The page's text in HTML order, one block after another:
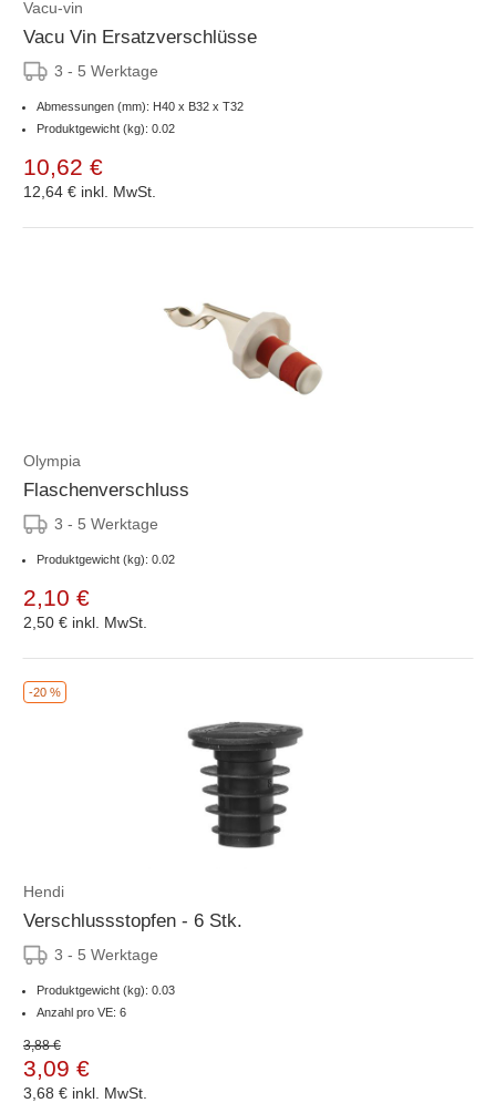
Vacu-vin
Vacu Vin Ersatzverschlüsse
3 - 5 Werktage
Abmessungen (mm): H40 x B32 x T32
Produktgewicht (kg): 0.02
10,62 €
12,64 € inkl. MwSt.
Olympia
Flaschenverschluss
3 - 5 Werktage
Produktgewicht (kg): 0.02
2,10 €
2,50 € inkl. MwSt.
-20 %
Hendi
Verschlussstopfen - 6 Stk.
3 - 5 Werktage
Produktgewicht (kg): 0.03
Anzahl pro VE: 6
3,88 €
3,09 €
3,68 € inkl. MwSt.